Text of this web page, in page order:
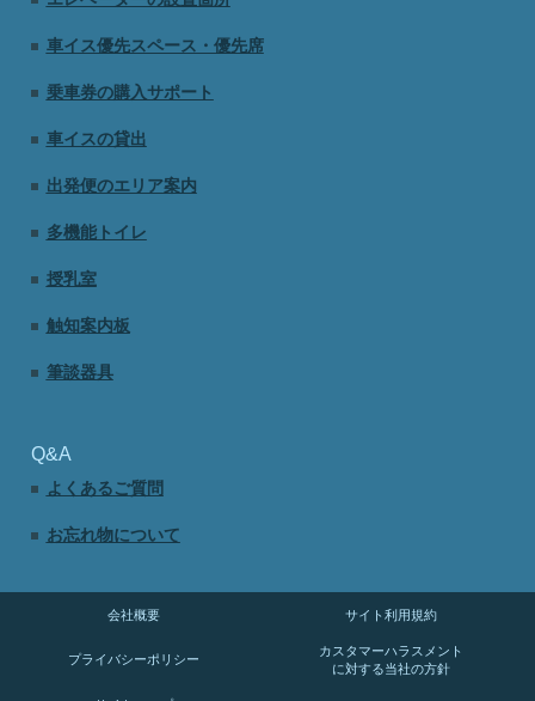
車イス優先スペース・優先席
乗車券の購入サポート
車イスの貸出
出発便のエリア案内
多機能トイレ
授乳室
触知案内板
筆談器具
Q&A
よくあるご質問
お忘れ物について
会社概要 サイト利用規約
プライバシーポリシー
カスタマーハラスメント
に対する当社の方針